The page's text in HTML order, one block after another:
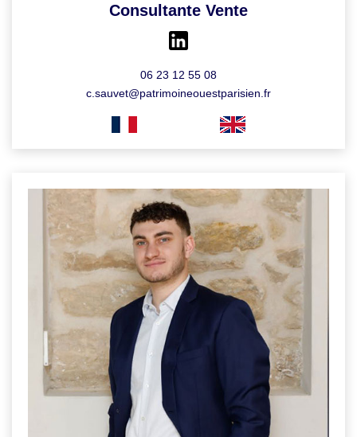
Consultante Vente
06 23 12 55 08
c.sauvet@patrimoineouestparisien.fr